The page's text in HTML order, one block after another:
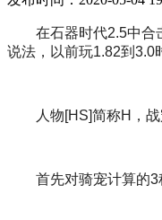
在石器时代2.5中合击
说法，以前玩1.82到3.0
人物[HS]简称H，战宠
首先对骑宠计算的3